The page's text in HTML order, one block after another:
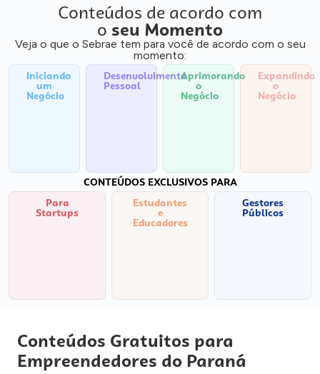
Conteúdos de acordo com
o seu Momento
Veja o que o Sebrae tem para você de acordo com o seu
momento:
Iniciando
um
Negócio
Desenvolvimento
Pessoal
Aprimorando
o
Negócio
Expandindo
o
Negócio
CONTEÚDOS EXCLUSIVOS PARA
Para
Startups
Estudantes
e
Educadores
Gestores
Públicos
Conteúdos Gratuitos para
Empreendedores do Paraná